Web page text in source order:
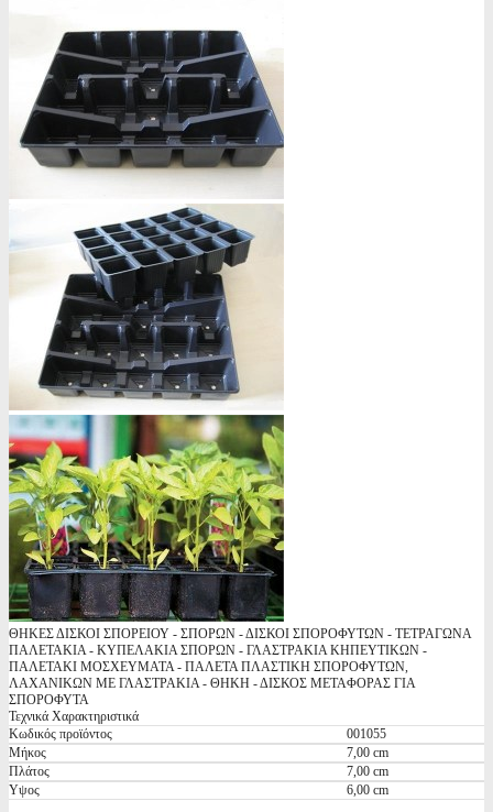
ΘΗΚΕΣ ΔΙΣΚΟΙ ΣΠΟΡΕΙΟΥ - ΣΠΟΡΩΝ - ΔΙΣΚΟΙ ΣΠΟΡΟΦΥΤΩΝ - ΤΕΤΡΑΓΩΝΑ
ΠΑΛΕΤΑΚΙΑ - ΚΥΠΕΛΑΚΙΑ ΣΠΟΡΩΝ - ΓΛΑΣΤΡΑΚΙΑ ΚΗΠΕΥΤΙΚΩΝ -
ΠΑΛΕΤΑΚΙ ΜΟΣΧΕΥΜΑΤΑ - ΠΑΛΕΤΑ ΠΛΑΣΤΙΚΗ ΣΠΟΡΟΦΥΤΩΝ,
ΛΑΧΑΝΙΚΩΝ ΜΕ ΓΛΑΣΤΡΑΚΙΑ - ΘΗΚΗ - ΔΙΣΚΟΣ ΜΕΤΑΦΟΡΑΣ ΓΙΑ
ΣΠΟΡΟΦΥΤΑ
Τεχνικά Χαρακτηριστικά
Κωδικός προϊόντος
001055
Μήκος
7,00 cm
Πλάτος
7,00 cm
Υψος
6,00 cm